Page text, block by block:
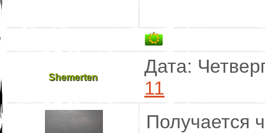
Shemerten
Дата:
11
Получается